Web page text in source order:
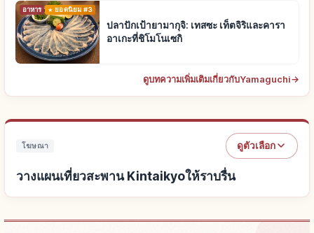
อาหาร ยอดนิยม #3
ปลาปักเป้ายามากุจิ: เทสซะ เท็ตจิริและคารา
อาเกะที่ชิโมโนเซกิ
ดูบทความเพิ่มเติมเกี่ยวกับYamaguchi→
โฆษณา ดูตัวเลือก
วางแผนเที่ยวสะพาน Kintaikyoให้ราบรื่น